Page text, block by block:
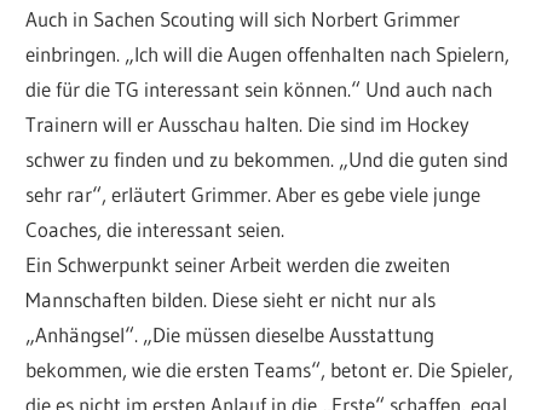
Auch in Sachen Scouting will sich Norbert Grimmer
einbringen. „Ich will die Augen offenhalten nach Spielern,
die für die TG interessant sein können.“ Und auch nach
Trainern will er Ausschau halten. Die sind im Hockey
schwer zu finden und zu bekommen. „Und die guten sind
sehr rar“, erläutert Grimmer. Aber es gebe viele junge
Coaches, die interessant seien.
Ein Schwerpunkt seiner Arbeit werden die zweiten
Mannschaften bilden. Diese sieht er nicht nur als
„Anhängsel“. „Die müssen dieselbe Ausstattung
bekommen, wie die ersten Teams“, betont er. Die Spieler,
die es nicht im ersten Anlauf in die „Erste“ schaffen, egal